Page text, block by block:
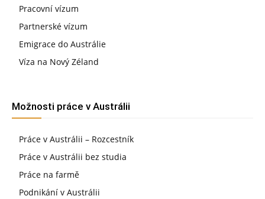
Pracovní vízum
Partnerské vízum
Emigrace do Austrálie
Víza na Nový Zéland
Možnosti práce v Austrálii
Práce v Austrálii – Rozcestník
Práce v Austrálii bez studia
Práce na farmě
Podnikání v Austrálii